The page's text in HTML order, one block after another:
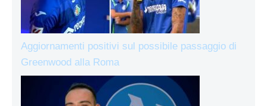
Aggiornamenti positivi sul possibile passaggio di
Greenwood alla Roma